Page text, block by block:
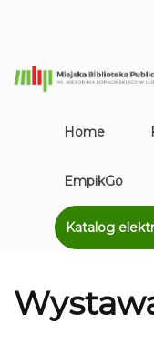
Home
EmpikGo
Katalog